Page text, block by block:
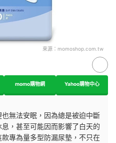
來源： momoshop.com.tw
momo購物網 Yahoo購物中心
無法安眠，因為總是被迫中斷
，甚至可能因而影響了白天的
專為量多型防漏尿墊，不只在